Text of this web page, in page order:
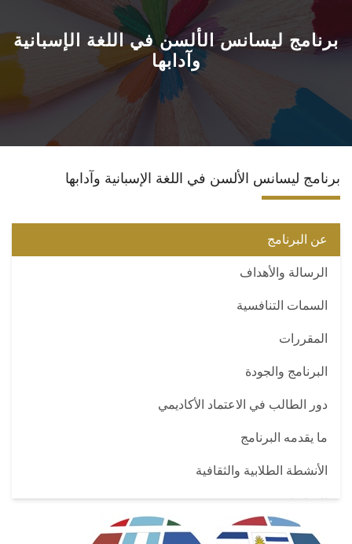
القطاعات
برنامج ليسانس الألسن في اللغة الإسبانية
وآدابها
برنامج ليسانس الألسن في اللغة الإسبانية وآدابها
عن البرنامج
الرسالة والأهداف
السمات التنافسية
المقررات
البرنامج والجودة
دور الطالب في الاعتماد الأكاديمي
ما يقدمه البرنامج
الأنشطة الطلابية والثقافية
الاتفاقيات
وسائل الاتصال